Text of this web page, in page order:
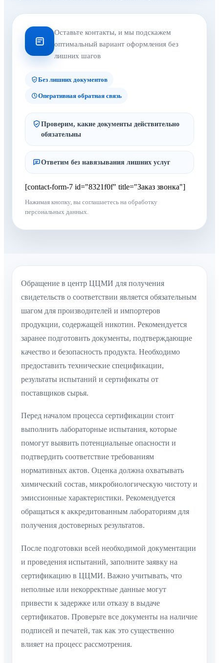
Оставьте контакты, и мы подскажем
оптимальный вариант оформления без
лишних шагов
Без лишних документов
Оперативная обратная связь
Проверим, какие документы действительно
обязательны
Ответим без навязывания лишних услуг
[contact-form-7 id="8321f0f" title="Заказ звонка"]
Нажимая кнопку, вы соглашаетесь на обработку
персональных данных.
Обращение в центр ЦЦМИ для получения
свидетельств о соответствии является обязательным
шагом для производителей и импортеров
продукции, содержащей никотин. Рекомендуется
заранее подготовить документы, подтверждающие
качество и безопасность продукта. Необходимо
предоставить технические спецификации,
результаты испытаний и сертификаты от
поставщиков сырья.
Перед началом процесса сертификации стоит
выполнить лабораторные испытания, которые
помогут выявить потенциальные опасности и
подтвердить соответствие требованиям
нормативных актов. Оценка должна охватывать
химический состав, микробиологическую чистоту и
эмиссионные характеристики. Рекомендуется
обращаться к аккредитованным лабораториям для
получения достоверных результатов.
После подготовки всей необходимой документации
и проведения испытаний, заполните заявку на
сертификацию в ЦЦМИ. Важно учитывать, что
неполные или некорректные данные могут
привести к задержке или отказу в выдаче
сертификатов. Проверьте все документы на наличие
подписей и печатей, так как это существенно
влияет на процесс рассмотрения.